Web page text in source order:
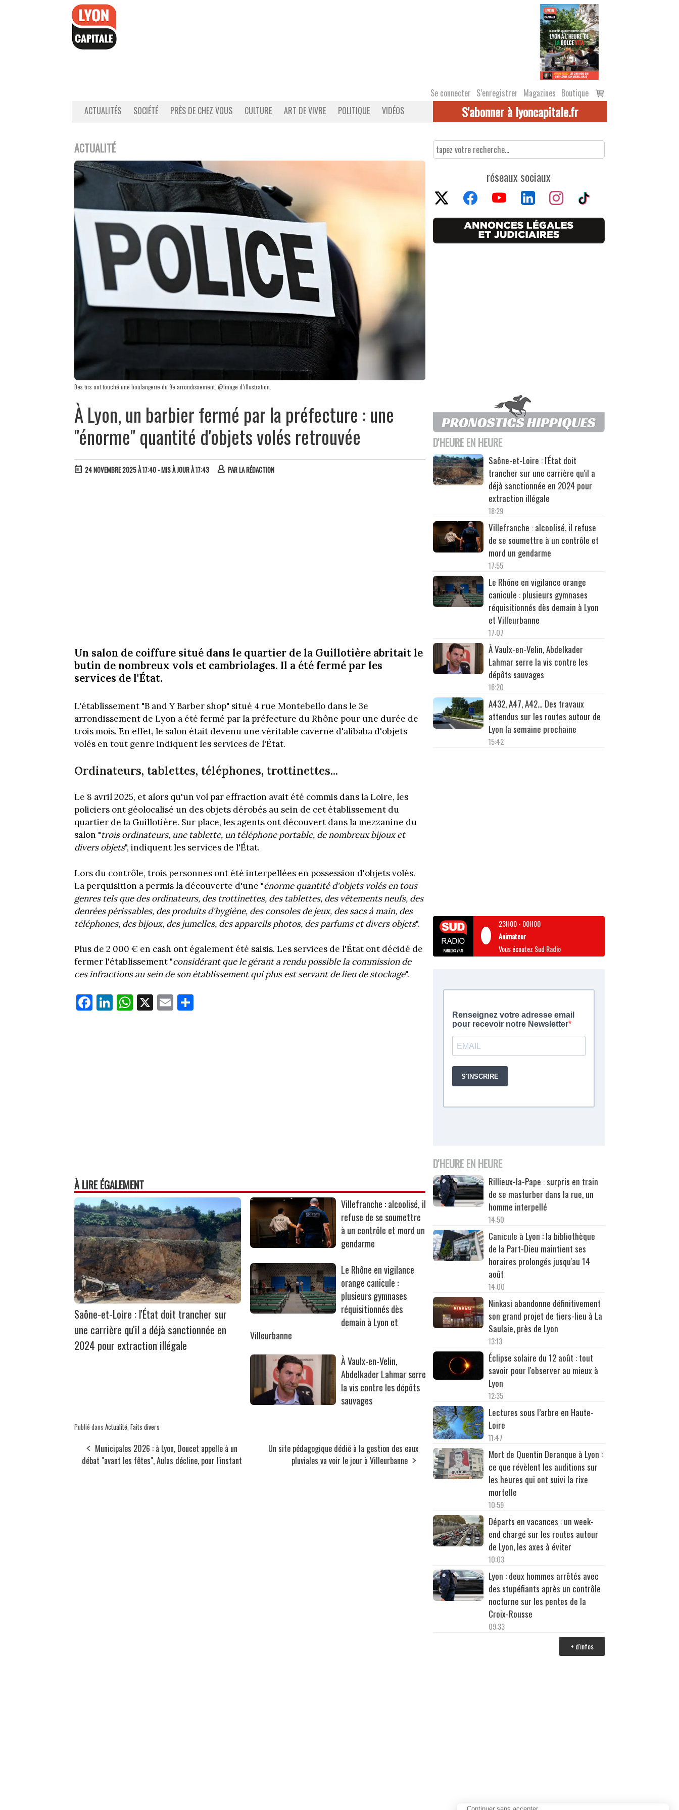
Se connecter S’enregistrer Magazines Boutique
Voir
le
ACTUALITÉS SOCIÉTÉ PRÈS DE CHEZ VOUS CULTURE ART DE VIVRE POLITIQUE VIDÉOS S'abonner à lyoncapitale.fr
ACTUALITÉ
Des tirs ont touché une boulangerie du 9e arrondissement. @Image d’illustration.
À Lyon, un barbier fermé par la préfecture : une
"énorme" quantité d'objets volés retrouvée
24 NOVEMBRE 2025 À 17:40 - MIS À JOUR À 17:43 PARLA RÉDACTION
Un salon de coiffure situé dans le quartier de la Guillotière abritait le
butin de nombreux vols et cambriolages. Il a été fermé par les
services de l'État.
L'établissement "B and Y Barber shop" situé 4 rue Montebello dans le 3e
arrondissement de Lyon a été fermé par la préfecture du Rhône pour une durée de
trois mois. En effet, le salon était devenu une véritable caverne d'alibaba d'objets
volés en tout genre indiquent les services de l'État.
Ordinateurs, tablettes, téléphones, trottinettes...
Le 8 avril 2025, et alors qu'un vol par effraction avait été commis dans la Loire, les
policiers ont géolocalisé un des objets dérobés au sein de cet établissement du
quartier de la Guillotière. Sur place, les agents ont découvert dans la mezzanine du
salon "trois ordinateurs, une tablette, un téléphone portable, de nombreux bijoux et
divers objets", indiquent les services de l'État.
Lors du contrôle, trois personnes ont été interpellées en possession d'objets volés.
La perquisition a permis la découverte d'une "énorme quantité d'objets volés en tous
genres tels que des ordinateurs, des trottinettes, des tablettes, des vêtements neufs, des
denrées périssables, des produits d'hygiène, des consoles de jeux, des sacs à main, des
téléphones, des bijoux, des jumelles, des appareils photos, des parfums et divers objets".
Plus de 2 000 € en cash ont également été saisis. Les services de l'État ont décidé de
fermer l'établissement "considérant que le gérant a rendu possible la commission de
ces infractions au sein de son établissement qui plus est servant de lieu de stockage".
Fa
ce
Li
nk
W
ha
X E
m
À LIRE ÉGALEMENT
Saône-et-Loire : l'État doit trancher sur
une carrière qu'il a déjà sanctionnée en
2024 pour extraction illégale
Villefranche : alcoolisé, il
refuse de se soumettre
à un contrôle et mord un
gendarme
Le Rhône en vigilance
orange canicule :
plusieurs gymnases
réquisitionnés dès
demain à Lyon et
Villeurbanne
À Vaulx-en-Velin,
Abdelkader Lahmar serre
la vis contre les dépôts
sauvages
Publié dans Actualité Faits divers
Municipales 2026 : à Lyon, Doucet appelle à un
débat "avant les fêtes", Aulas décline, pour l'instant
Un site pédagogique dédié à la gestion des eaux
pluviales va voir le jour à Villeurbanne
réseaux sociaux
D'HEURE EN HEURE
Saône-et-Loire : l'État doit
trancher sur une carrière qu'il a
déjà sanctionnée en 2024 pour
extraction illégale
18:29
Villefranche : alcoolisé, il refuse
de se soumettre à un contrôle et
mord un gendarme
17:55
Le Rhône en vigilance orange
canicule : plusieurs gymnases
réquisitionnés dès demain à Lyon
et Villeurbanne
17:07
À Vaulx-en-Velin, Abdelkader
Lahmar serre la vis contre les
dépôts sauvages
16:20
A432, A47, A42… Des travaux
attendus sur les routes autour de
Lyon la semaine prochaine
15:42
23H00- 00H00
Animateur
Vous écoutez Sud Radio
D'HEURE EN HEURE
Rillieux-la-Pape : surpris en train
de se masturber dans la rue, un
homme interpellé
14:50
Canicule à Lyon : la bibliothèque
de la Part-Dieu maintient ses
horaires prolongés jusqu'au 14
août
14:00
Ninkasi abandonne définitivement
son grand projet de tiers-lieu à La
Saulaie, près de Lyon
13:13
Éclipse solaire du 12 août : tout
savoir pour l'observer au mieux à
Lyon
12:35
Lectures sous l’arbre en Haute-
Loire
11:47
Mort de Quentin Deranque à Lyon :
ce que révèlent les auditions sur
les heures qui ont suivi la rixe
mortelle
10:59
Départs en vacances : un week-
end chargé sur les routes autour
de Lyon, les axes à éviter
10:03
Lyon : deux hommes arrêtés avec
des stupéfiants après un contrôle
nocturne sur les pentes de la
Croix-Rousse
09:33
+ d'infos